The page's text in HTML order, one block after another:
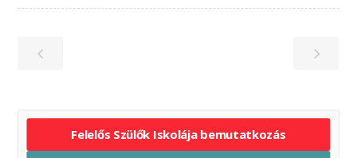
Felelős Szülők Iskolája bemutatkozás